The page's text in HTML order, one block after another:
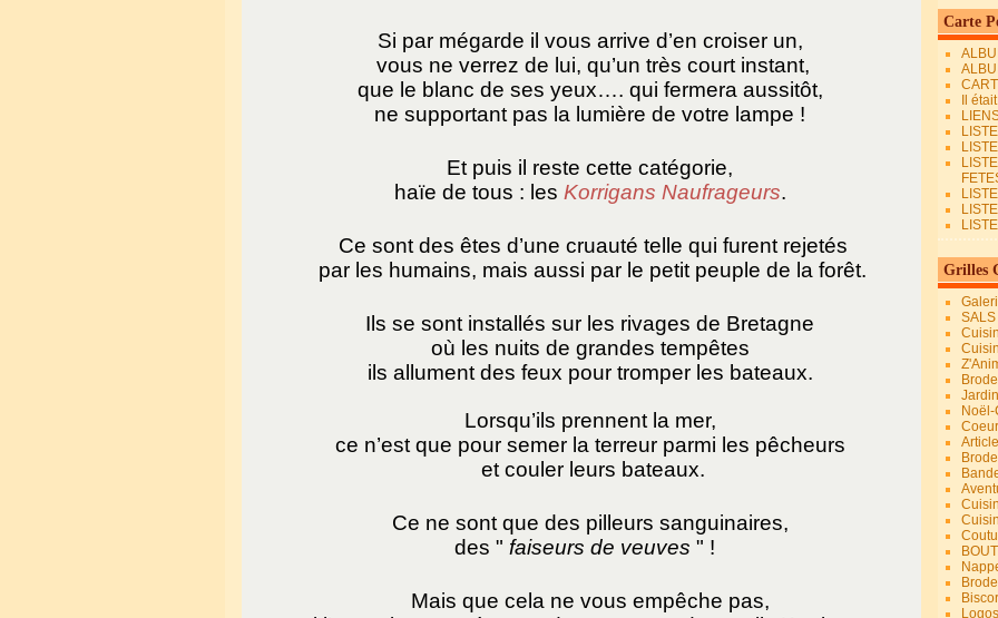
Si par mégarde il vous arrive d’en croiser un,
vous ne verrez de lui, qu’un très court instant,
que le blanc de ses yeux…. qui fermera aussitôt,
ne supportant pas la lumière de votre lampe !
Et puis il reste cette catégorie,
haïe de tous : les Korrigans Naufrageurs.
Ce sont des êtes d’une cruauté telle qui furent rejetés
par les humains, mais aussi par le petit peuple de la forêt.
Ils se sont installés sur les rivages de Bretagne
où les nuits de grandes tempêtes
ils allument des feux pour tromper les bateaux.
Lorsqu’ils prennent la mer,
ce n’est que pour semer la terreur parmi les pêcheurs
et couler leurs bateaux.
Ce ne sont que des pilleurs sanguinaires,
des " faiseurs de veuves " !
Mais que cela ne vous empêche pas,
Carte
Il
Grilles